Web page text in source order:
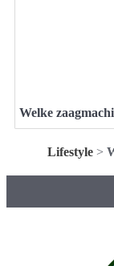
Welke
Lifestyle>